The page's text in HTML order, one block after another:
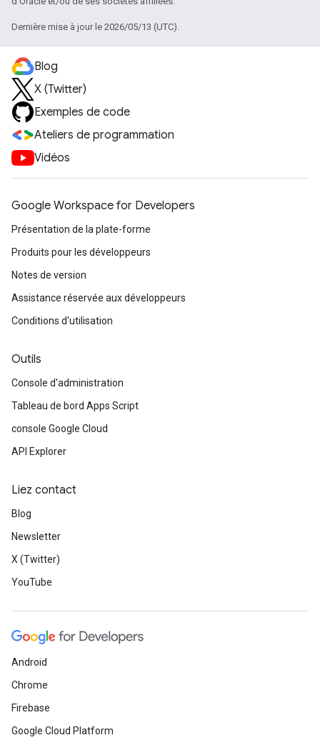
Dernière mise à jour le 2026/05/13 (UTC).
Blog
X (Twitter)
Exemples de code
Ateliers de programmation
Vidéos
Google Workspace for Developers
Présentation de la plate-forme
Produits pour les développeurs
Notes de version
Assistance réservée aux développeurs
Conditions d'utilisation
Outils
Console d'administration
Tableau de bord Apps Script
console Google Cloud
API Explorer
Liez contact
Blog
Newsletter
X (Twitter)
YouTube
Android
Chrome
Firebase
Google Cloud Platform